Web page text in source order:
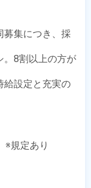
募集につき、採
。8割以上の方が
給設定と充実の
※規定あり